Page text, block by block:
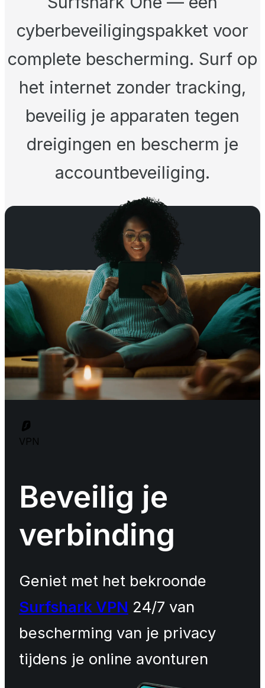
cyberbeveiligingspakket voor
complete bescherming. Surf op
het internet zonder tracking,
beveilig je apparaten tegen
dreigingen en bescherm je
accountbeveiliging.
VPN
Beveilig je
verbinding
Geniet met het bekroonde
Surfshark VPN 24/7 van
bescherming van je privacy
tijdens je online avonturen